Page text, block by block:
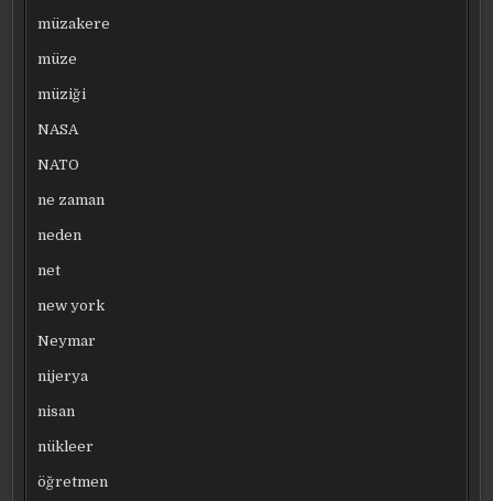
müzakere
müze
müziği
NASA
NATO
ne zaman
neden
net
new york
Neymar
nijerya
nisan
nükleer
öğretmen